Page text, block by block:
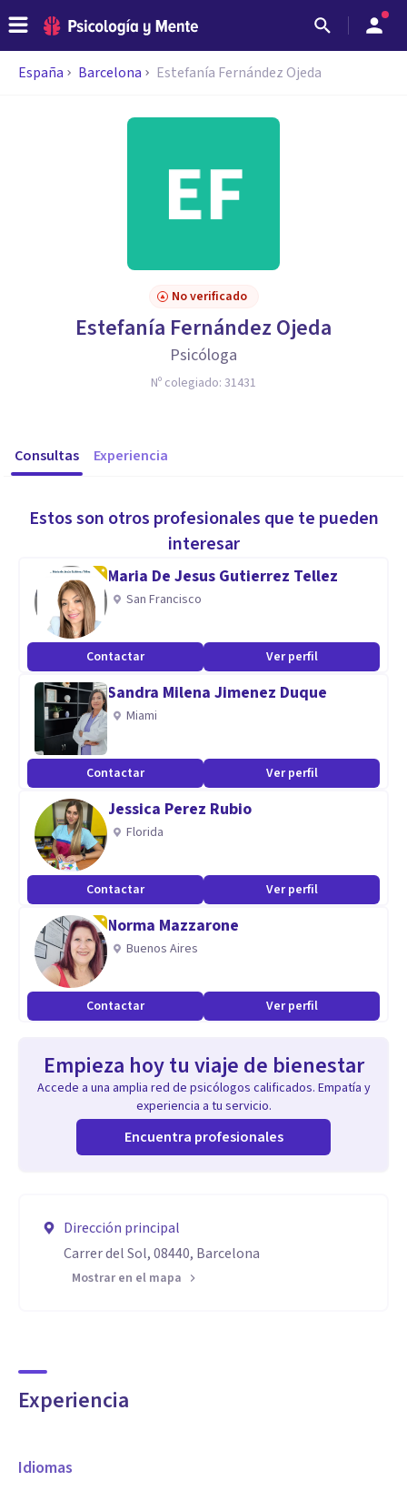
España Barcelona Estefanía Fernández Ojeda
No verificado
Estefanía Fernández Ojeda
Psicóloga
Nº colegiado: 31431
Consultas Experiencia
Estos son otros profesionales que te pueden
interesar
Maria De Jesus Gutierrez Tellez
San Francisco
Contactar Ver perfil
Sandra Milena Jimenez Duque
Miami
Contactar Ver perfil
Jessica Perez Rubio
Florida
Contactar Ver perfil
Norma Mazzarone
Buenos Aires
Contactar Ver perfil
Empieza hoy tu viaje de bienestar
Accede a una amplia red de psicólogos calificados. Empatía y
experiencia a tu servicio.
Encuentra profesionales
Dirección principal
Carrer del Sol, 08440, Barcelona
Mostrar en el mapa
Experiencia
Idiomas